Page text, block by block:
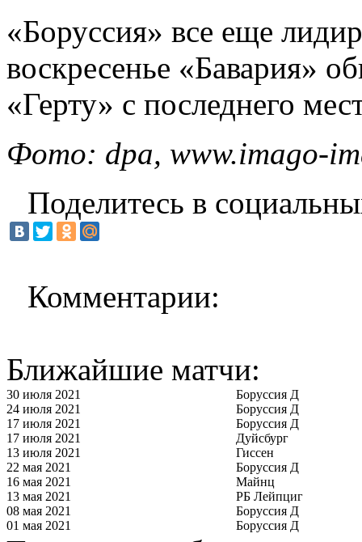
«Боруссия» все еще
воскресенье «Бавария»
«Герту» с последнего
Фото: dpa, www.imago-
Поделитесь в
Комментарии:
Ближайшие матчи:
30 июля 2021
Боруссия Д
24 июля 2021
Боруссия Д
17 июля 2021
Боруссия Д
17 июля 2021
Дуйсбург
13 июля 2021
Гиссен
22 мая 2021
Боруссия Д
16 мая 2021
Майнц
13 мая 2021
РБ Лейпциг
08 мая 2021
Боруссия Д
01 мая 2021
Боруссия Д